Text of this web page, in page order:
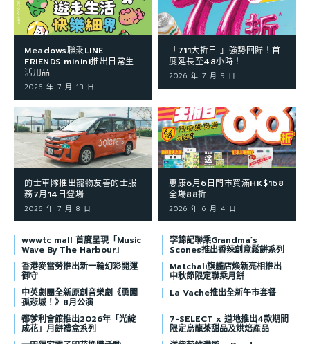
Meadows聯乘LINE
FRIENDS minini推出日常生
活用品
2026 年 7 月 13 日
「711大折日 」強勢回歸！首
度延長至48小時！
2026 年 7 月 9 日
的士車隊推出寵物友善的士服
務7月14日登場
2026 年 7 月 8 日
惠康6月6日門市買滿HK$168
全場88折
2026 年 6 月 4 日
wwwtc mall 首度呈現「Music
Wave By The Harbour」
李錦記聯乘Grandma’s
Scones推出香辣創意鬆餅系列
香港麥當勞推出新一輪幻彩開運
御守
Matchali旗艦店煥新亮相推出
中秋節限定聯乘月餅
中英劇團全新原創音樂劇《勇闖
孤悲城！》8月公演
La Vache推出全新午市套餐
都爹利會館推出2026年「光綻
成花」月餅禮盒系列
7-SELECT x 道地推出4款期間
限定烏龍茶甜品及烘焙產品